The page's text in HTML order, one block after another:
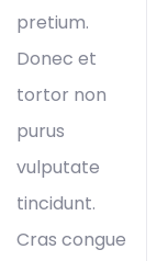
pretium.
Donec et
tortor non
purus
vulputate
tincidunt.
Cras congue